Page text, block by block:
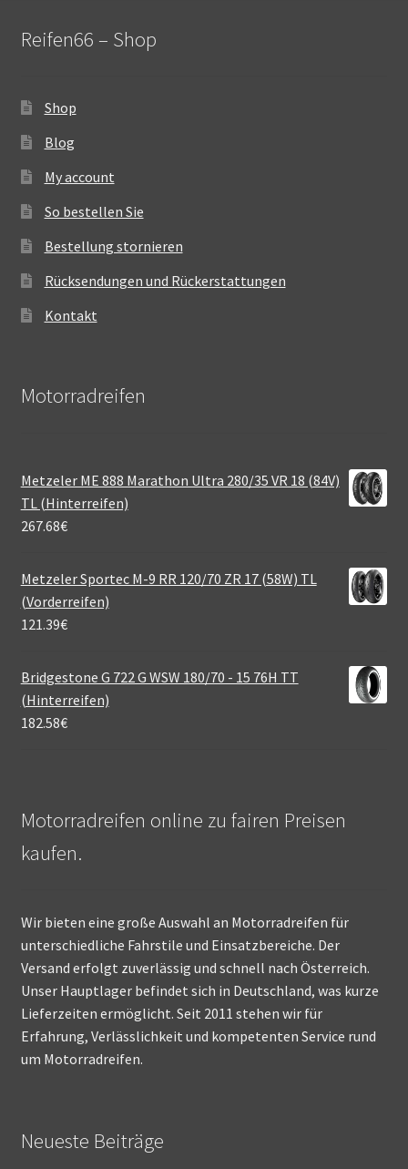
Reifen66 – Shop
Shop
Blog
My account
So bestellen Sie
Bestellung stornieren
Rücksendungen und Rückerstattungen
Kontakt
Motorradreifen
Metzeler ME 888 Marathon Ultra 280/35 VR 18 (84V)
TL (Hinterreifen)
267.68€
Metzeler Sportec M-9 RR 120/70 ZR 17 (58W) TL
(Vorderreifen)
121.39€
Bridgestone G 722 G WSW 180/70 - 15 76H TT
(Hinterreifen)
182.58€
Motorradreifen online zu fairen Preisen
kaufen.
Wir bieten eine große Auswahl an Motorradreifen für
unterschiedliche Fahrstile und Einsatzbereiche. Der
Versand erfolgt zuverlässig und schnell nach Österreich.
Unser Hauptlager befindet sich in Deutschland, was kurze
Lieferzeiten ermöglicht. Seit 2011 stehen wir für
Erfahrung, Verlässlichkeit und kompetenten Service rund
um Motorradreifen.
Neueste Beiträge